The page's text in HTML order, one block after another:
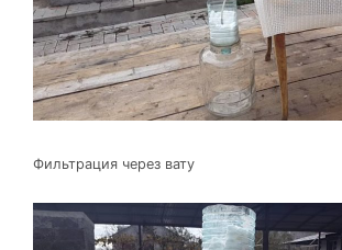
Фильтрация через вату